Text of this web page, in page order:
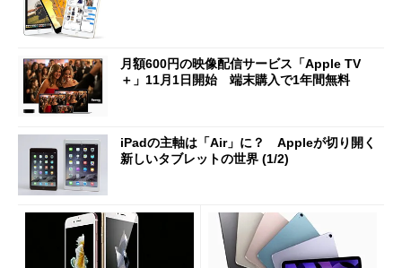
月額600円の映像配信サービス「Apple TV
＋」11月1日開始 端末購入で1年間無料
iPadの主軸は「Air」に？ Appleが切り開く
新しいタブレットの世界 (1/2)